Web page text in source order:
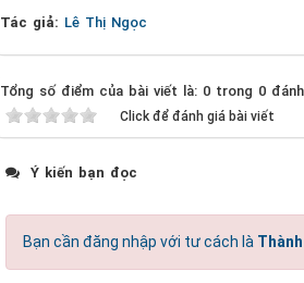
Tác giả: Lê Thị Ngọc
Tổng số điểm của bài viết là: 0 trong 0
Click để đánh giá bài viết
Ý kiến bạn đọc
Bạn cần đăng nhập với tư cách là